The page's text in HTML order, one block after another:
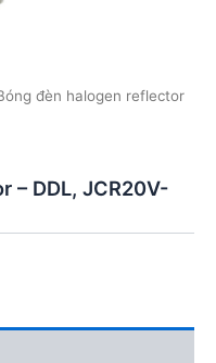
đèn halogen reflector
– DDL, JCR20V-